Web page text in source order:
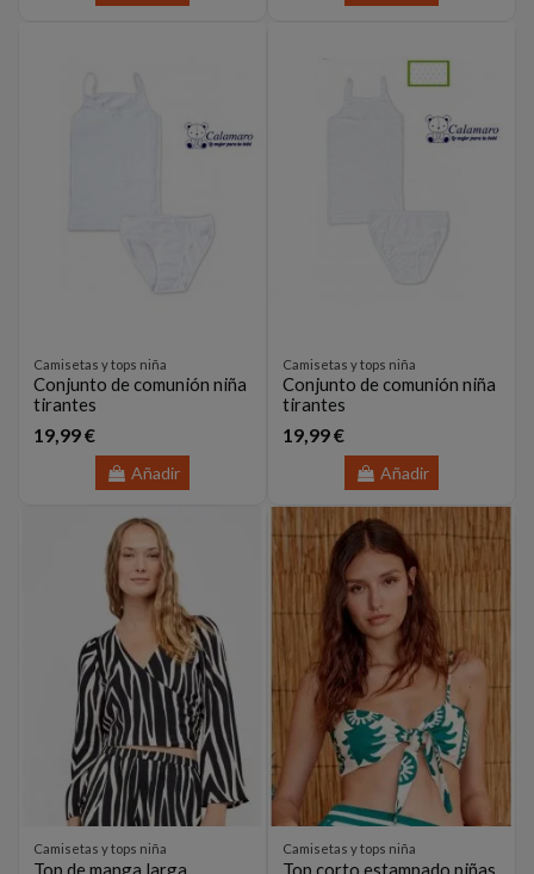
Camisetas y tops niña
Conjunto de comunión niña
tirantes
19,99 €
Añadir
Camisetas y tops niña
Conjunto de comunión niña
tirantes
19,99 €
Añadir
Camisetas y tops niña
Top de manga larga
Camisetas y tops niña
Top corto estampado piñas